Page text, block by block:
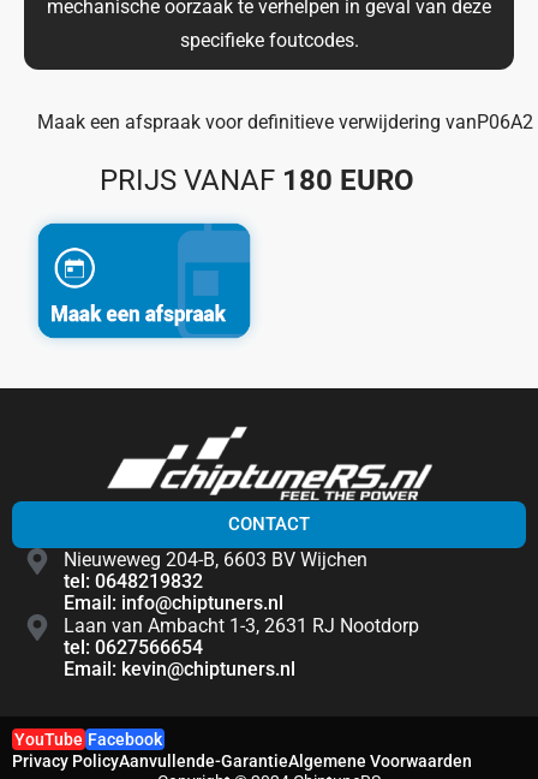
mechanische oorzaak te verhelpen in geval van deze
specifieke foutcodes.
Maak een afspraak voor definitieve verwijdering vanP06A2
PRIJS VANAF 180 EURO
CONTACT
Nieuweweg 204-B, 6603 BV Wijchen
tel: 0648219832
Email: info@chiptuners.nl
Laan van Ambacht 1-3, 2631 RJ Nootdorp
tel: 0627566654
Email: kevin@chiptuners.nl
YouTube Facebook
Privacy PolicyAanvullende-GarantieAlgemene Voorwaarden